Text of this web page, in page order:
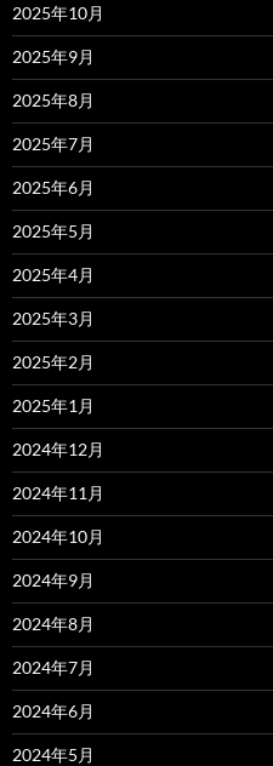
2025年10月
2025年9月
2025年8月
2025年7月
2025年6月
2025年5月
2025年4月
2025年3月
2025年2月
2025年1月
2024年12月
2024年11月
2024年10月
2024年9月
2024年8月
2024年7月
2024年6月
2024年5月